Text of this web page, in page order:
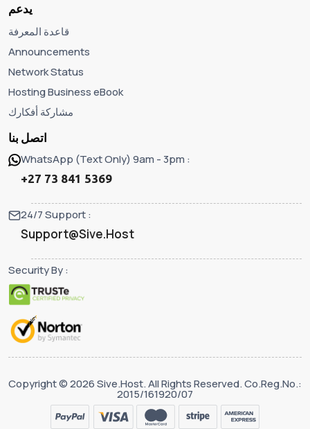
يدعم
قاعدة المعرفة
Announcements
Network Status
Hosting Business eBook
مشاركة أفكارك
اتصل بنا
WhatsApp (Text Only) 9am - 3pm :
+27 73 841 5369
24/7 Support :
Support@Sive.Host
Security By :
Copyright © 2026 Sive.Host. All Rights Reserved. Co.Reg.No.:
2015/161920/07